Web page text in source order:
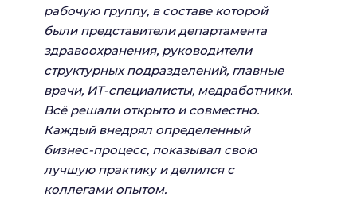
рабочую группу, в составе которой
были представители департамента
здравоохранения, руководители
структурных подразделений, главные
врачи, ИТ-специалисты, медработники.
Всё решали открыто и совместно.
Каждый внедрял определенный
бизнес-процесс, показывал свою
лучшую практику и делился с
коллегами опытом.